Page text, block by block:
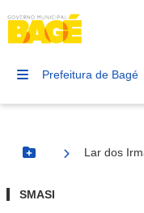
Prefeitura de Bagé
Botão Menu
Lar dos
SMASI